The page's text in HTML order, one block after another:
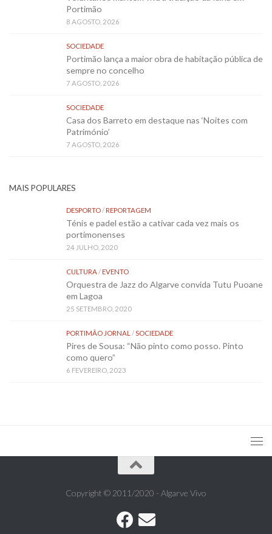
Portimão
8 AGOSTO, 2026
SOCIEDADE
Portimão lança a maior obra de habitação pública de
sempre no concelho
7 AGOSTO, 2026
SOCIEDADE
Casa dos Barreto em destaque nas ‘Noites com
Património’
7 AGOSTO, 2026
MAIS POPULARES
DESPORTO/REPORTAGEM
Ténis e padel estão a cativar cada vez mais os
portimonenses
24 JULHO, 2020
CULTURA/EVENTO
Orquestra de Jazz do Algarve convida Tutu Puoane
em Lagoa
25 SETEMBRO, 2020
PORTIMÃO JORNAL /SOCIEDADE
Pires de Sousa: “Não pinto como posso. Pinto
como quero”
6 FEVEREIRO, 2023
Copyright © 2011/2020 - Algarve Vivo